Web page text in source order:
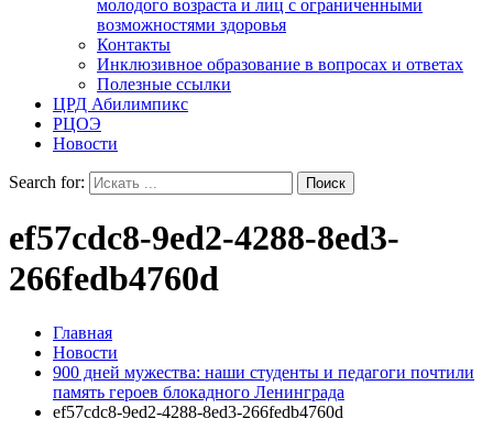
молодого возраста и лиц с ограниченными
возможностями здоровья
Контакты
Инклюзивное образование в вопросах и ответах
Полезные ссылки
ЦРД Абилимпикс
РЦОЭ
Новости
Search for:
ef57cdc8-9ed2-4288-8ed3-
266fedb4760d
Главная
Новости
900 дней мужества: наши студенты и педагоги почтили
память героев блокадного Ленинграда
ef57cdc8-9ed2-4288-8ed3-266fedb4760d